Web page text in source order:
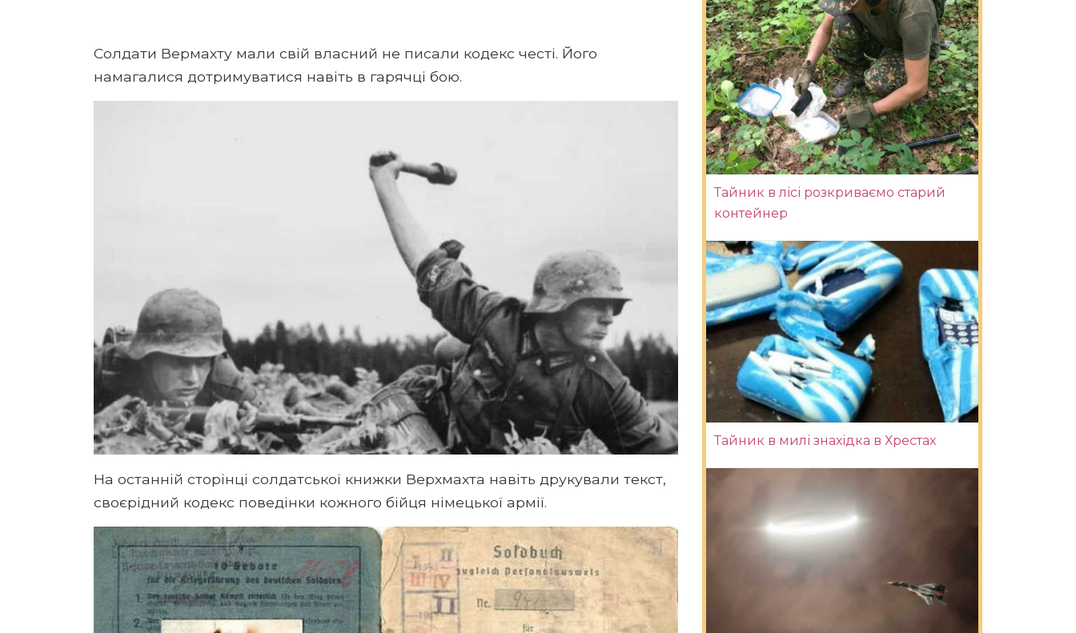
Солдати Вермахту мали свій власний не писали кодекс честі. Його
намагалися дотримуватися навіть в гарячці бою.
На останній сторінці солдатської книжки Верхмахта навіть друкували текст,
своєрідний кодекс поведінки кожного бійця німецької армії.
Тайник в лісі розкриваємо старий
контейнер
Тайник в милі знахідка в Хрестах